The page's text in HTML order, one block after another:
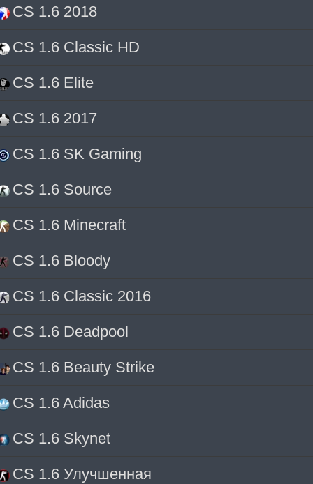
CS 1.6 2018
CS 1.6 Classic HD
CS 1.6 Elite
CS 1.6 2017
CS 1.6 SK Gaming
CS 1.6 Source
CS 1.6 Minecraft
CS 1.6 Bloody
CS 1.6 Classic 2016
CS 1.6 Deadpool
CS 1.6 Beauty Strike
CS 1.6 Adidas
CS 1.6 Skynet
CS 1.6 Улучшенная